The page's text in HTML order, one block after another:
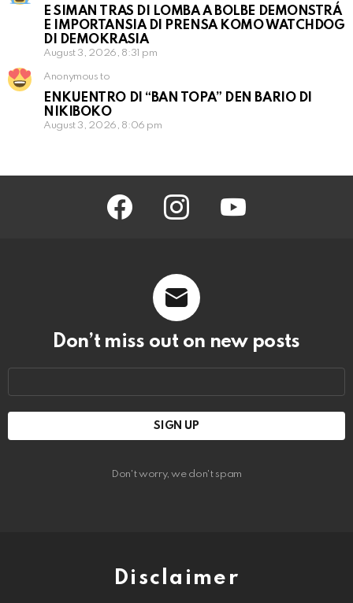
E SIMAN TRAS DI LOMBA A BOLBE DEMONSTRÁ
E IMPORTANSIA DI PRENSA KOMO WATCHDOG
DI DEMOKRASIA
August 3, 2026, 8:31 pm
Anonymous to
ENKUENTRO DI “BAN TOPA” DEN BARIO DI
NIKIBOKO
August 3, 2026, 8:06 pm
facebook instagram youtube
Don’t miss out on new posts
Don't worry, we don't spam
Disclaimer